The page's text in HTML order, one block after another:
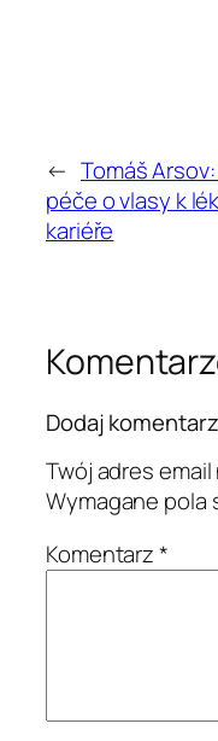
← Tomáš
péče o vlasy k
kariéře
Dodaj komentarz
Twój adres
Wymagane
Komentarz*